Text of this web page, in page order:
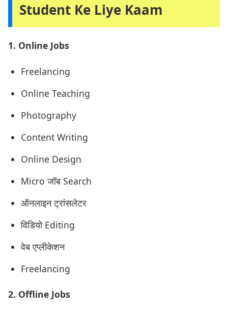
Student Ke Liye Kaam
1. Online Jobs
Freelancing
Online Teaching
Photography
Content Writing
Online Design
Micro जॉब Search
ऑनलाइन ट्रांसलेटर
विडियो Editing
वेब एप्लीकेशन
Freelancing
2. Offline Jobs